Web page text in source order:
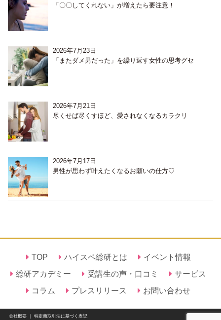
「〇〇してくれない」が増えたら要注意！
2026年7月23日
「またダメ男だった」を繰り返す女性の思考グセ
2026年7月21日
尽くせば尽くすほど、愛されなくなるカラクリ
2026年7月17日
男性が思わず叶えたくなるお願いの仕方♡
TOP ハイスペ総研とは
イベント情報
総研アカデミー
受講生の声・口コミ
サービス
コラム
プレスリリース お問い合わせ
会社概要｜ 特定商取引法に基づく表記